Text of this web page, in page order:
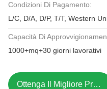
Condizioni Di Pagamento:
L/C, D/A, D/P, T/T, Western
Capacità Di
1000+mq+30 giorni lavorativi
Ottenga Il Migliore Prezzo